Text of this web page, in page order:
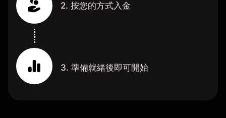
2. 按您的方式入金
3. 準備就緒後即可開始